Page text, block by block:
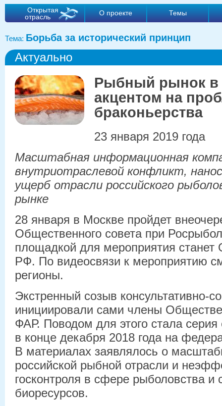
Открытая
отрасль
О проекте Темы
Тема: Борьба за исторический принцип
Актуально
Рыбный рынок в
акцентом на
браконьерства
23 января 2019 года
Масштабная информационная
внутриотраслевой конфликт,
ущерб отрасли российского
рынке
28 января в Москве пройдет
Общественного совета при
площадкой для мероприятия станет
РФ. По видеосвязи к мероприятию
регионы.
Экстренный созыв консультативно-
инициировали сами члены
ФАР. Поводом для этого стала
в конце декабря 2018 года на
В материалах заявлялось о
российской рыбной отрасли и
госконтроля в сфере рыболовства и
биоресурсов.